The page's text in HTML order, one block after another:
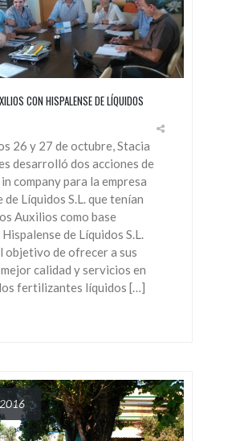
CON HISPALENSE DE LÍQUIDOS
26 y 27 de octubre, Stacia
desarrolló dos acciones de
company para la empresa
de Líquidos S.L. que tenían
Auxilios como base
de Líquidos S.L.
objetivo de ofrecer a sus
calidad y servicios en
fertilizantes líquidos […]